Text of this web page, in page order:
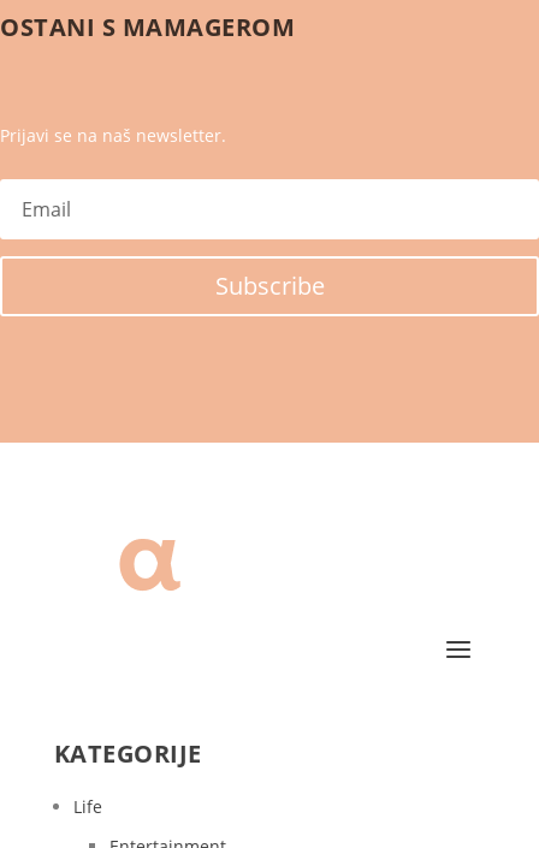
OSTANI S MAMAGEROM
Prijavi se na naš newsletter.
Subscribe
KATEGORIJE
Life